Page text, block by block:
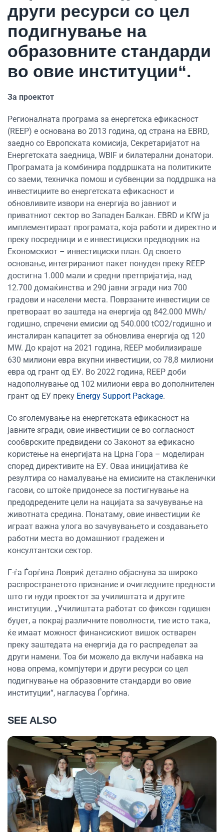
други ресурси со цел
подигнување на
образовните стандарди
во овие институции“.
За проектот
Регионалната програма за енергетска ефикасност
(REEP) е основана во 2013 година, од страна на EBRD,
заедно со Европската комисија, Секретаријатот на
Енергетската заедница, WBIF и билатерални донатори.
Програмата ја комбинира поддршката на политиките
со заеми, техничка помош и субвенции за поддршка на
инвестициите во енергетската ефикасност и
обновливите извори на енергија во јавниот и
приватниот сектор во Западен Балкан. EBRD и KfW ја
имплементираат програмата, која работи и директно и
преку посредници и е инвестициски предводник на
Економскиот – инвестициски план. Од своето
основање, интегрираниот пакет понуден преку REEP
достигна 1.000 мали и средни претпријатија, над
12.700 домаќинства и 290 јавни згради низ 700
градови и населени места. Поврзаните инвестиции се
претвораат во заштеда на енергија од 842.000 MWh/
годишно, спречени емисии од 540.000 tCO2/годишно и
инсталиран капацитет за обновлива енергија од 120
MW. До крајот на 2021 година, REEP мобилизираше
630 милиони евра вкупни инвестиции, со 78,8 милиони
евра од грант од ЕУ. Во 2022 година, REEP доби
надополнување од 102 милиони евра во дополнителен
грант од ЕУ преку Energy Support Package.
Со зголемување на енергетската ефикасност на
јавните згради, овие инвестиции се во согласност
сообврските предвидени со Законот за ефикасно
користење на енергијата на Црна Гора – моделиран
според директивите на ЕУ. Оваа иницијатива ќе
резултира со намалување на емисиите на стакленички
гасови, со штоќе придонесе за постигнување на
предодредените цели на нацијата за зачувување на
животната средина. Понатаму, овие инвестиции ќе
играат важна улога во зачувувањето и создавањето
работни места во домашниот градежен и
консултантски сектор.
Г-ѓа Ѓорѓина Ловриќ детално објаснува за широко
распространетото признание и очигледните предности
што ги нуди проектот за училиштата и другите
институции. „Училиштата работат со фиксен годишен
буџет, а покрај различните поволности, тие исто така,
ќе имаат можност финансискиот вишок остварен
преку заштедата на енергија да го распределат за
други намени. Тоа би можело да вклучи набавка на
нова опрема, компјутери и други ресурси со цел
подигнување на образовните стандарди во овие
институции“, нагласува Ѓорѓина.
SEE ALSO